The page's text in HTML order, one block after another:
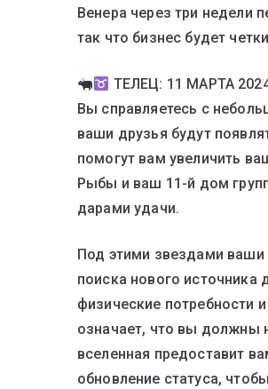
Венера через три недели
так что бизнес будет
ТЕЛЕЦ: 11 МАРТА
Вы справляетесь с
ваши друзья будут
помогут вам увеличить
Рыбы и ваш 11-й дом
дарами удачи.
Под этими звездами
поиска нового
физические потребности
означает, что вы должны
вселенная предоставит
обновление статуса,